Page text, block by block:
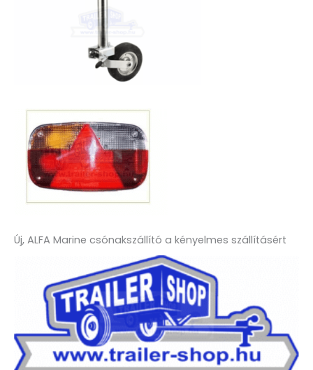
Új, ALFA Marine csónakszállító a kényelmes szállításért